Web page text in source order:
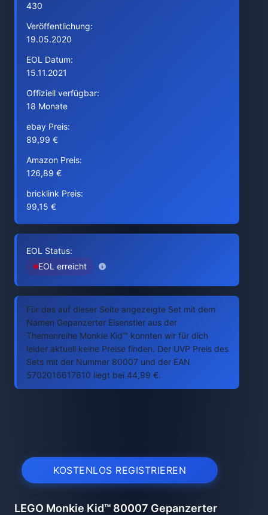
430
Veröffentlichung:
19.05.2020
EOL Datum:
15.11.2021
Offiziell verfügbar:
18 Monate
ebay Preis:
89,99 €
Amazon Preis:
126,89 €
bricklink Preis:
99,15 €
EOL Status:
EOL erreicht
Für das auf dieser Seite angezeigte Set mit dem
Namen Gepanzerter Eisenstier aus der
Themenreihe Monkie Kid™ konnten wir für dich
leider aktuell keine Preise finden. Der UVP Preis des
Sets mit der Nummer 80007 und der EAN
5702016617610 liegt bei 44,99 €.
KOSTENLOS REGISTRIEREN
LEGO Monkie Kid™ 80007 Gepanzerter